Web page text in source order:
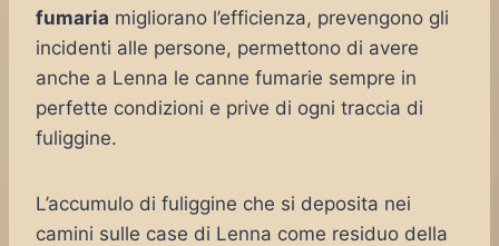
fumaria migliorano l’efficienza, prevengono gli
incidenti alle persone, permettono di avere
anche a Lenna le canne fumarie sempre in
perfette condizioni e prive di ogni traccia di
fuliggine.
L’accumulo di fuliggine che si deposita nei
camini sulle case di Lenna come residuo della